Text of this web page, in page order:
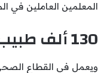
المعلمين العاملين في
130 ألف طبيب مصري بالخارج